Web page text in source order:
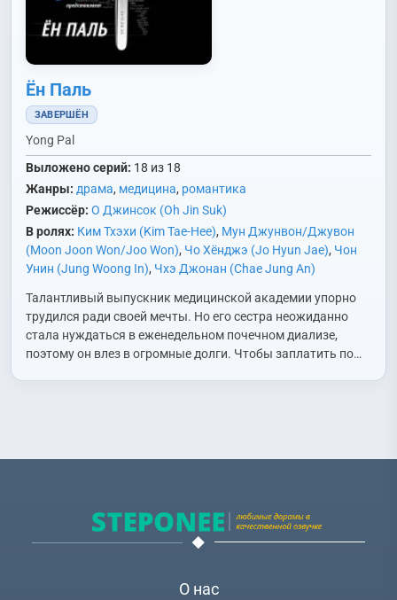
Ён Паль
ЗАВЕРШЁН
Yong Pal
Выложено серий: 18 из 18
Жанры: драма, медицина, романтика
Режиссёр: О Джинсок (Oh Jin Suk)
В ролях: Ким Тхэхи (Kim Tae-Hee), Мун Джунвон/Джувон
(Moon Joon Won/Joo Won), Чо Хёнджэ (Jo Hyun Jae), Чон
Унин (Jung Woong In), Чхэ Джонан (Chae Jung An)
Талантливый выпускник медицинской академии упорно
трудился ради своей мечты. Но его сестра неожиданно
стала нуждаться в еженедельном почечном диализе,
поэтому он влез в огромные долги. Чтобы заплатить по…
О нас